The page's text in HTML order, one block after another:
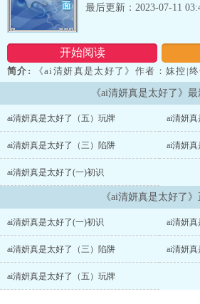
开始阅读
最后更新：2023-07-11
简介:
《ai清妍真是太好了》作者：妹控|
间很久，第六章我会尽快写完，谢谢大家
这句话，但是真正体会上这句话含义的时
离我远去……...
《ai清妍真是太好了》
ai清妍真是太好了（五）玩牌 ai清妍
ai清妍真是太好了（三）陷阱 ai清妍
ai清妍真是太好了(一)初识
《ai清妍真是太好了
ai清妍真是太好了(一)初识 ai清妍
ai清妍真是太好了（三）陷阱 ai清妍
ai清妍真是太好了（五）玩牌